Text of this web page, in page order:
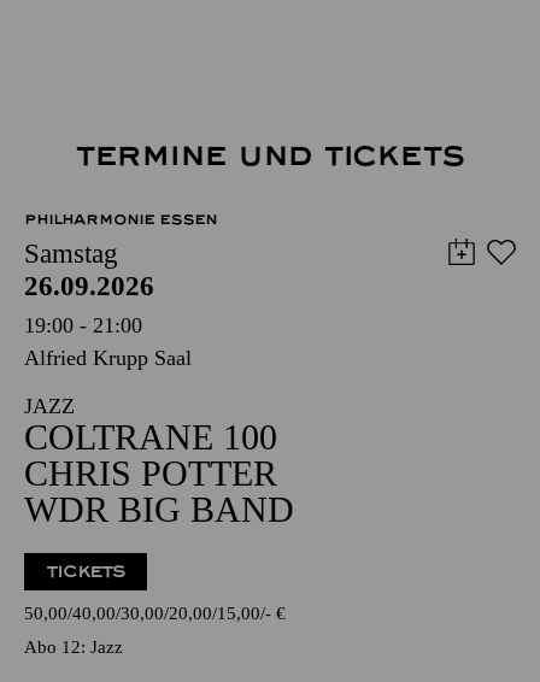
TERMINE UND TICKETS
PHILHARMONIE ESSEN
Samstag
26.09.2026
19:00 - 21:00
Alfried Krupp Saal
JAZZ
COLTRANE 100
CHRIS POTTER
WDR BIG BAND
TICKETS
50,00 40,00 30,00 20,00 15,00 - €
Abo 12: Jazz